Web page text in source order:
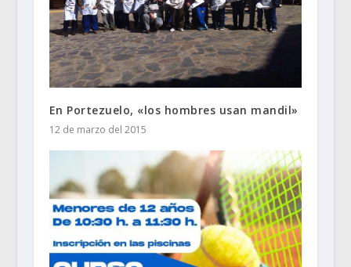
En Portezuelo, «los hombres usan mandil»
12 de marzo del 2015